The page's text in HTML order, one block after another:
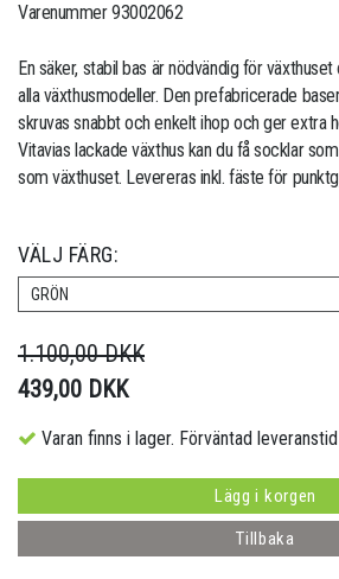
Varenummer 93002062
En säker, stabil bas är nödvändig för
alla växthusmodeller. Den prefabricerade
skruvas snabbt och enkelt ihop och ger extra
Vitavias lackade växthus kan du få socklar
som växthuset. Levereras inkl. fäste för
VÄLJ FÄRG:
GRÖN
1.100,00 DKK
439,00 DKK
Varan finns i lager. Förväntad
Lägg i korgen
Tillbaka